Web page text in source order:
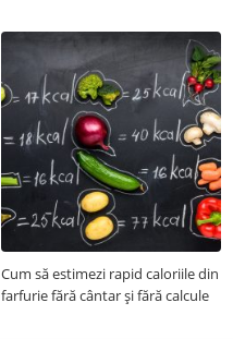
Cum să estimezi rapid caloriile din
farfurie fără cântar și fără calcule